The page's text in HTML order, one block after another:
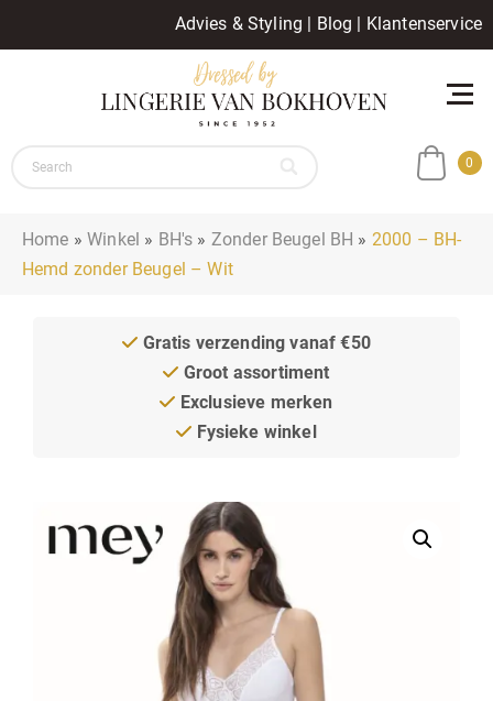
Advies & Styling | Blog | Klantenservice
0
Home »Winkel » BH's » Zonder Beugel BH » 2000 – BH-
Hemd zonder Beugel – Wit
Gratis verzending vanaf €50
Groot assortiment
Exclusieve merken
Fysieke winkel